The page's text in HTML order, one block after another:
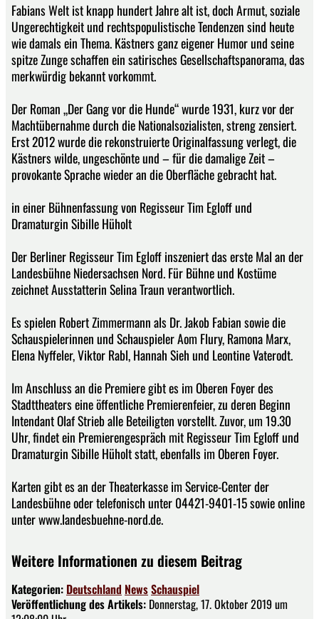
Fabians Welt ist knapp hundert Jahre alt ist, doch Armut, soziale
Ungerechtigkeit und rechtspopulistische Tendenzen sind heute
wie damals ein Thema. Kästners ganz eigener Humor und seine
spitze Zunge schaffen ein satirisches Gesellschaftspanorama, das
merkwürdig bekannt vorkommt.
Der Roman „Der Gang vor die Hunde“ wurde 1931, kurz vor der
Machtübernahme durch die Nationalsozialisten, streng zensiert.
Erst 2012 wurde die rekonstruierte Originalfassung verlegt, die
Kästners wilde, ungeschönte und – für die damalige Zeit –
provokante Sprache wieder an die Oberfläche gebracht hat.
in einer Bühnenfassung von Regisseur Tim Egloff und
Dramaturgin Sibille Hüholt
Der Berliner Regisseur Tim Egloff inszeniert das erste Mal an der
Landesbühne Niedersachsen Nord. Für Bühne und Kostüme
zeichnet Ausstatterin Selina Traun verantwortlich.
Es spielen Robert Zimmermann als Dr. Jakob Fabian sowie die
Schauspielerinnen und Schauspieler Aom Flury, Ramona Marx,
Elena Nyffeler, Viktor Rabl, Hannah Sieh und Leontine Vaterodt.
Im Anschluss an die Premiere gibt es im Oberen Foyer des
Stadttheaters eine öffentliche Premierenfeier, zu deren Beginn
Intendant Olaf Strieb alle Beteiligten vorstellt. Zuvor, um 19.30
Uhr, findet ein Premierengespräch mit Regisseur Tim Egloff und
Dramaturgin Sibille Hüholt statt, ebenfalls im Oberen Foyer.
Karten gibt es an der Theaterkasse im Service-Center der
Landesbühne oder telefonisch unter 04421-9401-15 sowie online
unter www.landesbuehne-nord.de.
Weitere Informationen zu diesem Beitrag
Kategorien: Deutschland NewsSchauspiel
Veröffentlichung des Artikels: Donnerstag, 17. Oktober 2019 um